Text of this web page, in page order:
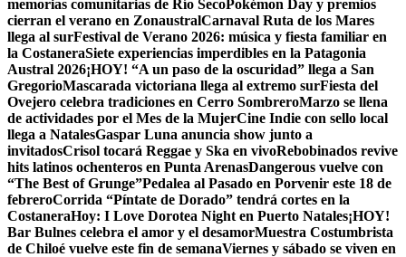
memorias comunitarias de Río SecoPokémon Day y premios
cierran el verano en ZonaustralCarnaval Ruta de los Mares
llega al surFestival de Verano 2026: música y fiesta familiar en
la CostaneraSiete experiencias imperdibles en la Patagonia
Austral 2026¡HOY! “A un paso de la oscuridad” llega a San
GregorioMascarada victoriana llega al extremo surFiesta del
Ovejero celebra tradiciones en Cerro SombreroMarzo se llena
de actividades por el Mes de la MujerCine Indie con sello local
llega a NatalesGaspar Luna anuncia show junto a
invitadosCrisol tocará Reggae y Ska en vivoRebobinados revive
hits latinos ochenteros en Punta ArenasDangerous vuelve con
“The Best of Grunge”Pedalea al Pasado en Porvenir este 18 de
febreroCorrida “Píntate de Dorado” tendrá cortes en la
CostaneraHoy: I Love Dorotea Night en Puerto Natales¡HOY!
Bar Bulnes celebra el amor y el desamorMuestra Costumbrista
de Chiloé vuelve este fin de semanaViernes y sábado se viven en